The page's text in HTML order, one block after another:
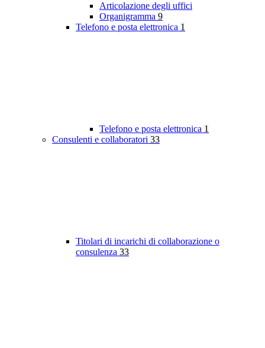
Articolazione degli uffici
Organigramma 9
Telefono e posta elettronica 1
Telefono e posta elettronica 1
Consulenti e collaboratori 33
Titolari di incarichi di collaborazione o
consulenza 33